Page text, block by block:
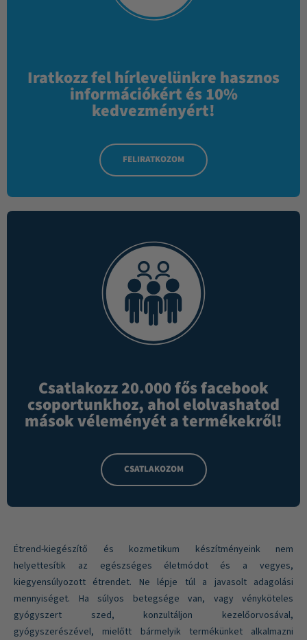
Iratkozz fel hírlevelünkre hasznos
információkért és 10%
kedvezményért!
FELIRATKOZOM
Csatlakozz 20.000 fős facebook
csoportunkhoz, ahol elolvashatod
mások véleményét a termékekről!
CSATLAKOZOM
Étrend-kiegészítő és kozmetikum készítményeink nem
helyettesítik az egészséges életmódot és a vegyes,
kiegyensúlyozott étrendet. Ne lépje túl a javasolt adagolási
mennyiséget. Ha súlyos betegsége van, vagy vényköteles
gyógyszert szed, konzultáljon kezelőorvosával,
gyógyszerészével, mielőtt bármelyik termékünket alkalmazni